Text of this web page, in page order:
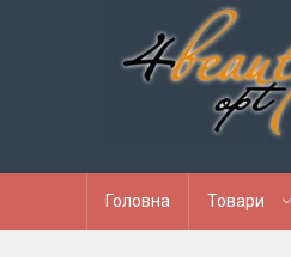
Головна Товари